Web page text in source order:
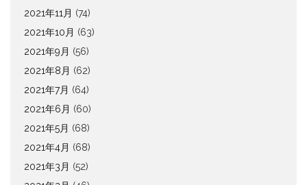
2021年11月 (74)
2021年10月 (63)
2021年9月 (56)
2021年8月 (62)
2021年7月 (64)
2021年6月 (60)
2021年5月 (68)
2021年4月 (68)
2021年3月 (52)